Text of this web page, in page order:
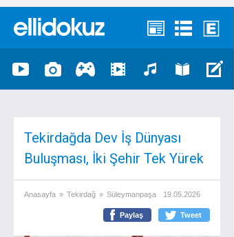
Tekirdağda Dev İş Dünyası
Buluşması, İki Şehir Tek Yürek
Anasayfa » Tekirdağ » Süleymanpaşa 19.05.2026
Paylaş Tweet